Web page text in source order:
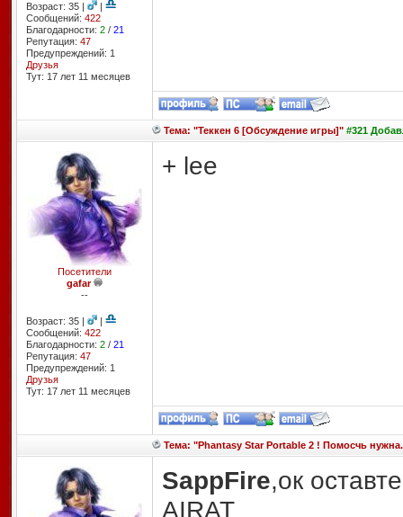
Возраст: 35 |
|
Сообщений: 422
Благодарности: 2/ 21
Репутация: 47
Предупреждений: 1
Друзья
Тут: 17 лет 11 месяцев
Тема: "Теккен 6 [Обсуждение игры]"#321
Посетители
gafar
--
Возраст: 35 |
|
Сообщений: 422
Благодарности: 2/ 21
Репутация: 47
Предупреждений: 1
Друзья
Тут: 17 лет 11 месяцев
+ lee
Тема: "Phantasy Star Portable 2 ! Помосчь
SappFire,ок
AIRAT